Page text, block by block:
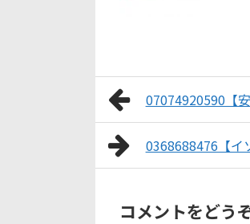
07074920590【
0368688476【イ
コメントをどう